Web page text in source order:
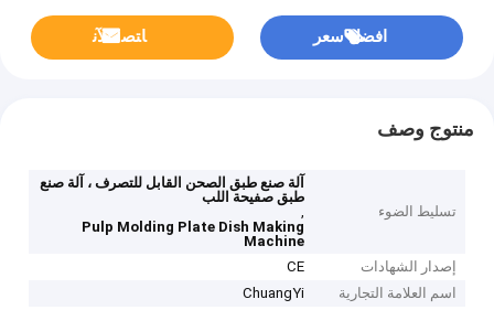
افضل سعر ﺎﺘﺼﻟ ﺍﻶﻧ
منتوج وصف
تسليط الضوء
آلة صنع طبق الصحن القابل للتصرف ، آلة صنع
طبق صفيحة اللب
,
Pulp Molding Plate Dish Making
Machine
إصدار الشهادات
CE
اسم العلامة التجارية
ChuangYi